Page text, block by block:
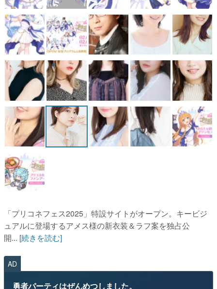
「プリコネフェス2025」特設サイトがオープン。キービジ
ュアルに登場するアメス様の新衣装＆ラフ案を独占公
開... [続きを読む]
AD
勇者パーティはぜんめつしました。